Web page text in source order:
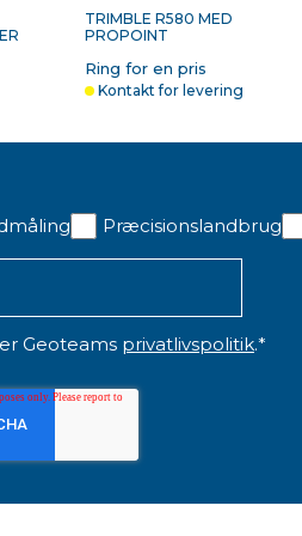
TRIMBLE 12V BILOPLADER
TIL TSC7
TRIMBLE R580 MED
PROPOINT
Ring for en pris
Kontakt for levering
Præcisionslandbrug
Geoteams privatlivspolitik.*